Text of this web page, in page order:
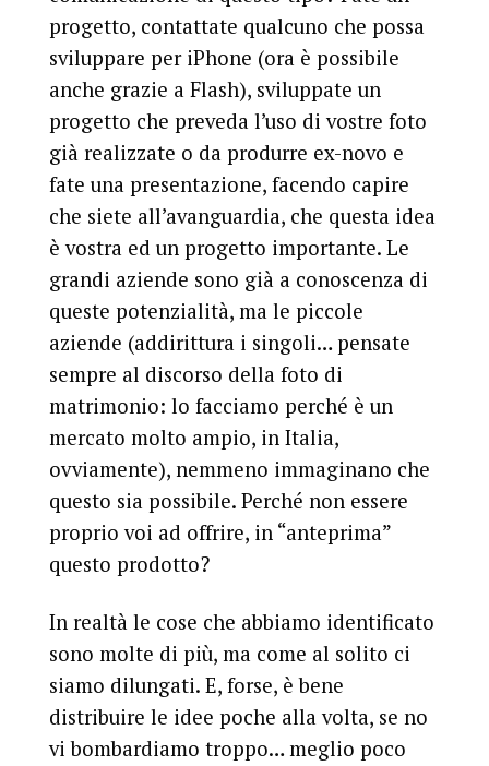
progetto, contattate qualcuno che possa
sviluppare per iPhone (ora è possibile
anche grazie a Flash), sviluppate un
progetto che preveda l’uso di vostre foto
già realizzate o da produrre ex-novo e
fate una presentazione, facendo capire
che siete all’avanguardia, che questa idea
è vostra ed un progetto importante. Le
grandi aziende sono già a conoscenza di
queste potenzialità, ma le piccole
aziende (addirittura i singoli… pensate
sempre al discorso della foto di
matrimonio: lo facciamo perché è un
mercato molto ampio, in Italia,
ovviamente), nemmeno immaginano che
questo sia possibile. Perché non essere
proprio voi ad offrire, in “anteprima”
questo prodotto?
In realtà le cose che abbiamo identificato
sono molte di più, ma come al solito ci
siamo dilungati. E, forse, è bene
distribuire le idee poche alla volta, se no
vi bombardiamo troppo… meglio poco